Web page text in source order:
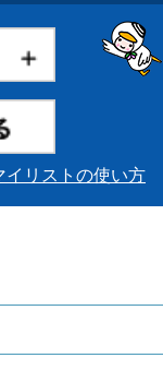
イリストの使い方